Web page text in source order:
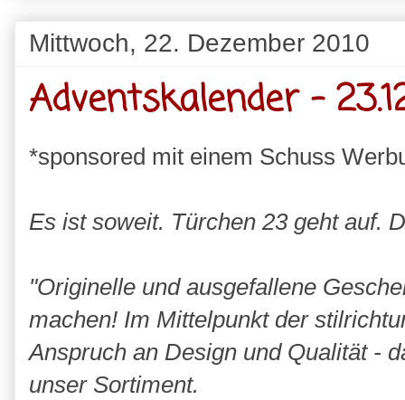
Mittwoch, 22. Dezember 2010
Adventskalender -
*sponsored mit einem Schuss
Es ist soweit. Türchen 23 geht auf.
"Originelle und ausgefallene
machen! Im Mittelpunkt der
Anspruch an Design und Qualität -
unser Sortiment.